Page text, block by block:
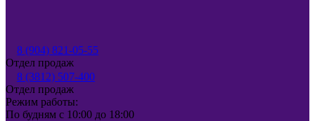
8 (904) 821-05-55
Отдел продаж
8 (3812) 507-400
Отдел продаж
Режим работы:
По будням с 10:00 до 18:00